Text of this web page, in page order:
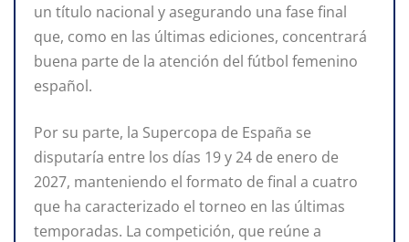
un título nacional y asegurando una fase final
que, como en las últimas ediciones, concentrará
buena parte de la atención del fútbol femenino
español.
Por su parte, la Supercopa de España se
disputaría entre los días 19 y 24 de enero de
2027, manteniendo el formato de final a cuatro
que ha caracterizado el torneo en las últimas
temporadas. La competición, que reúne a